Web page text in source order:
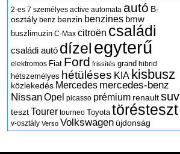
2-es 7 személyes active automata autó B-
osztály benz benzin benzines bmw
buszlimuzin C-Max citroën családi
családi autó dízel egyterű
elektromos Fiat Ford frissítés grand hibrid
hétszemélyes hétüléses KIA kisbusz
közlekedés Mercedes mercedes-benz
NissanOpel picasso prémium renaultsuv
tesztTourer tourneo Toyota törésteszt
v-osztály Verso Volkswagen újdonság